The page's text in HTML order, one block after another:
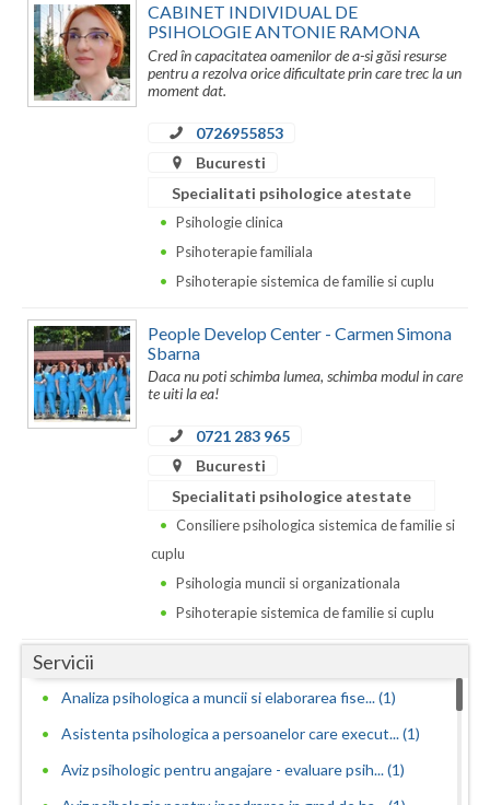
Buzau
Calarasi
Caras-Severin
Dolj
Galati
Giurgiu
Ilfov
Mures
CABINET INDIVIDUAL DE
PSIHOLOGIE ANTONIE RAMONA
Cred în capacitatea oamenilor de a-si găsi resurse
pentru a rezolva orice dificultate prin care trec la un
moment dat.
0726955853
Bucuresti
Specialitati psihologice atestate
Psihologie clinica
Psihoterapie familiala
Psihoterapie sistemica de familie si cuplu
People Develop Center - Carmen Simona
Sbarna
Daca nu poti schimba lumea, schimba modul in care
te uiti la ea!
0721 283 965
Bucuresti
Specialitati psihologice atestate
Consiliere psihologica sistemica de familie si
cuplu
Psihologia muncii si organizationala
Psihoterapie sistemica de familie si cuplu
Servicii
Analiza psihologica a muncii si elaborarea fise... (1)
Asistenta psihologica a persoanelor care execut... (1)
Aviz psihologic pentru angajare - evaluare psih... (1)